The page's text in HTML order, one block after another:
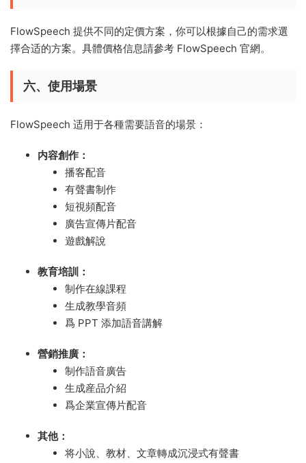
FlowSpeech 提供不同的定價方案，你可以根據自己的需求選
擇合适的方案。具體價格信息請參考 FlowSpeech 官網。
六、使用場景
FlowSpeech 适用于各種需要語音的場景：
内容創作：
播客配音
有聲書制作
短視頻配音
廣告宣傳片配音
遊戲解說
教育培訓：
制作在線課程
生成教學音頻
爲 PPT 添加語音講解
營銷推廣：
制作語音廣告
生成産品介紹
爲企業宣傳片配音
其他：
将小說、教材、文章轉成沉浸式有聲書